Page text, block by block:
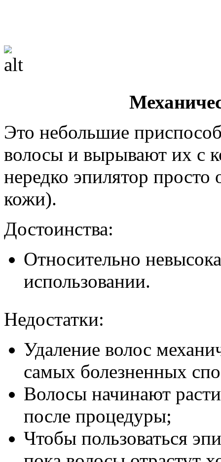
Это небольшие
волосы и вырывают их с
нередко эпилятор просто
кожи).
Достоинства:
Относительно
использовании.
Недостатки:
Удаление волос
самых болезненных
Волосы начинают
после процедуры;
Чтобы пользоваться